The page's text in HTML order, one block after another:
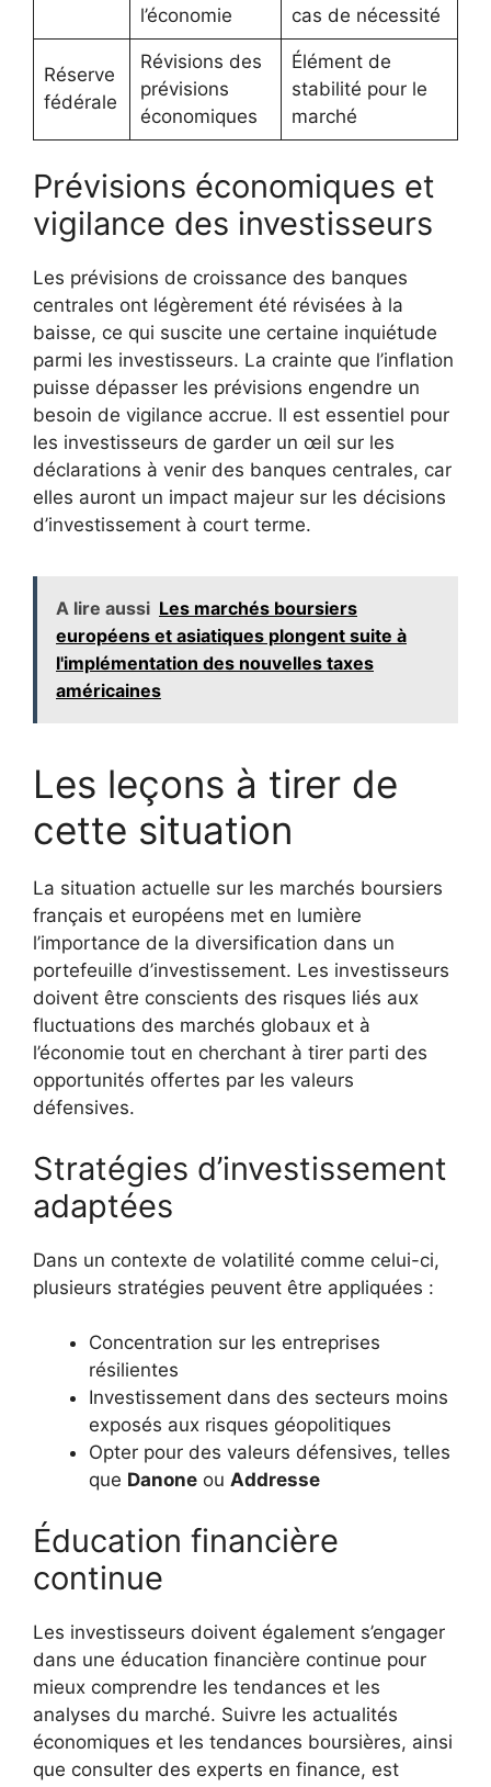
l’économie
cas de nécessité
Réserve
fédérale
Révisions des
prévisions
économiques
Élément de
stabilité pour le
marché
Prévisions économiques et
vigilance des investisseurs
Les prévisions de croissance des banques
centrales ont légèrement été révisées à la
baisse, ce qui suscite une certaine inquiétude
parmi les investisseurs. La crainte que l’inflation
puisse dépasser les prévisions engendre un
besoin de vigilance accrue. Il est essentiel pour
les investisseurs de garder un œil sur les
déclarations à venir des banques centrales, car
elles auront un impact majeur sur les décisions
d’investissement à court terme.
A lire aussi Les marchés boursiers
européens et asiatiques plongent suite à
l'implémentation des nouvelles taxes
américaines
Les leçons à tirer de
cette situation
La situation actuelle sur les marchés boursiers
français et européens met en lumière
l’importance de la diversification dans un
portefeuille d’investissement. Les investisseurs
doivent être conscients des risques liés aux
fluctuations des marchés globaux et à
l’économie tout en cherchant à tirer parti des
opportunités offertes par les valeurs
défensives.
Stratégies d’investissement
adaptées
Dans un contexte de volatilité comme celui-ci,
plusieurs stratégies peuvent être appliquées :
Concentration sur les entreprises
résilientes
Investissement dans des secteurs moins
exposés aux risques géopolitiques
Opter pour des valeurs défensives, telles
que Danone ou Addresse
Éducation financière
continue
Les investisseurs doivent également s’engager
dans une éducation financière continue pour
mieux comprendre les tendances et les
analyses du marché. Suivre les actualités
économiques et les tendances boursières, ainsi
que consulter des experts en finance, est